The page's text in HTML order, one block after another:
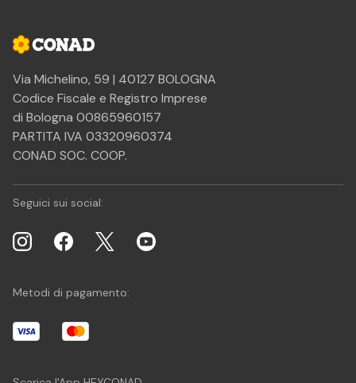
Via Michelino, 59 | 40127 BOLOGNA
Codice Fiscale e Registro Imprese
di Bologna 00865960157
PARTITA IVA 03320960374
CONAD SOC. COOP.
Seguici sui social:
Metodi di pagamento: